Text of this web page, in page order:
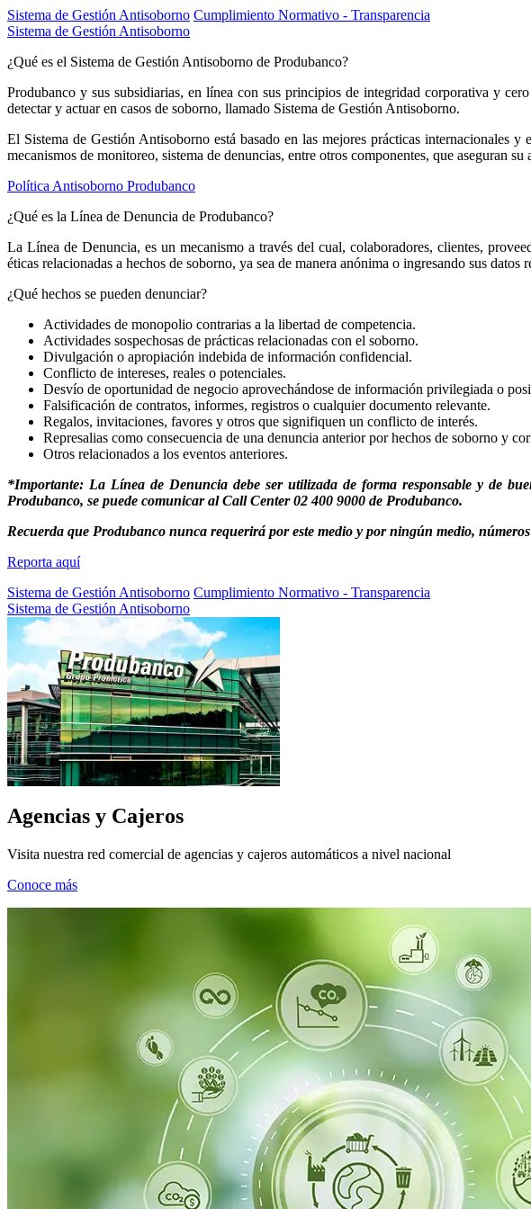
Sistema de Gestión Antisoborno Cumplimiento Normativo - Transparencia
Sistema de Gestión Antisoborno
¿Qué es el Sistema de Gestión Antisoborno de Produbanco?
Produbanco y sus subsidiarias, en línea con sus principios de integridad corporativa y
detectar y actuar en casos de soborno, llamado Sistema de Gestión Antisoborno.
El Sistema de Gestión Antisoborno está basado en las mejores prácticas internacionales
mecanismos de monitoreo, sistema de denuncias, entre otros componentes, que aseguran su
Política Antisoborno Produbanco
¿Qué es la Línea de Denuncia de Produbanco?
La Línea de Denuncia, es un mecanismo a través del cual, colaboradores, clientes,
éticas relacionadas a hechos de soborno, ya sea de manera anónima o ingresando sus datos
¿Qué hechos se pueden denunciar?
Actividades de monopolio contrarias a la libertad de competencia.
Actividades sospechosas de prácticas relacionadas con el soborno.
Divulgación o apropiación indebida de información confidencial.
Conflicto de intereses, reales o potenciales.
Desvío de oportunidad de negocio aprovechándose de información privilegiada o
Falsificación de contratos, informes, registros o cualquier documento relevante.
Regalos, invitaciones, favores y otros que signifiquen un conflicto de interés.
Represalias como consecuencia de una denuncia anterior por hechos de soborno y
Otros relacionados a los eventos anteriores.
*Importante: La Línea de Denuncia debe ser utilizada de forma responsable y de
Produbanco, se puede comunicar al Call Center 02 400 9000 de Produbanco.
Recuerda que Produbanco nunca requerirá por este medio y por ningún medio,
Reporta aquí
Sistema de Gestión Antisoborno Cumplimiento Normativo - Transparencia
Sistema de Gestión Antisoborno
Agencias y Cajeros
Visita nuestra red comercial de agencias y cajeros automáticos a nivel nacional
Conoce más